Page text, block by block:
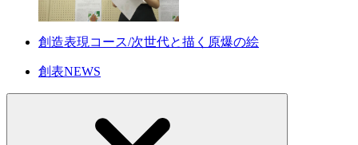
創造表現コース/次世代と描く原爆の絵
創表NEWS